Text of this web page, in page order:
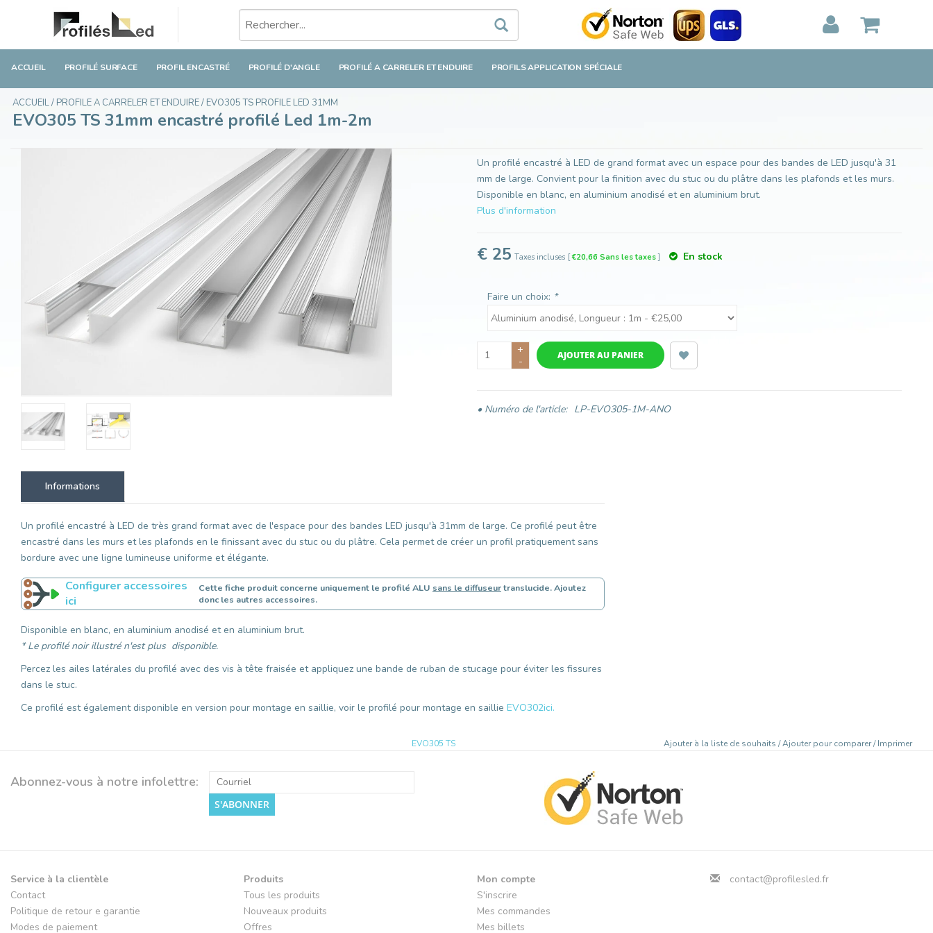
AFFICHER PAIEMENT
ACCUEIL PROFILÉ SURFACE PROFIL ENCASTRÉ PROFILÉ D'ANGLE PROFILÉ A CARRELER ET ENDUIRE PROFILS APPLICATION SPÉCIALE
EVO305 TS 31mm encastré profilé Led 1m-2m
ACCUEIL/ PROFILE A CARRELER ET ENDUIRE/ EVO305 TS PROFILE LED 31MM
EVO305 TS 31mm encastré profilé Led 1m-2m
Un profilé encastré à LED de grand format avec un espace pour des bandes de LED jusqu'à 31
mm de large. Convient pour la finition avec du stuc ou du plâtre dans les plafonds et les murs.
Disponible en blanc, en aluminium anodisé et en aluminium brut.
Plus d'information
€ 25 Taxes incluses [€20,66 Sans les taxes] En stock
Faire un choix: *
+
-
AJOUTER AU PANIER
• Numéro de l'article: LP-EVO305-1M-ANO
Informations
Un profilé encastré à LED de très grand format avec de l'espace pour des bandes LED jusqu'à 31mm de large. Ce profilé peut être
encastré dans les murs et les plafonds en le finissant avec du stuc ou du plâtre. Cela permet de créer un profil pratiquement sans
bordure avec une ligne lumineuse uniforme et élégante.
Configurer accessoires
ici
Cette fiche produit concerne uniquement le profilé ALU sans le diffuseurtranslucide. Ajoutez
donc les autres accessoires.
Disponible en blanc, en aluminium anodisé et en aluminium brut.
* Le profilé noir illustré n'est plus disponible.
Percez les ailes latérales du profilé avec des vis à tête fraisée et appliquez une bande de ruban de stucage pour éviter les fissures
dans le stuc.
Ce profilé est également disponible en version pour montage en saillie, voir le profilé pour montage en saillie EVO302ici.
EVO305 TS Ajouter à la liste de souhaits /Ajouter pour comparer/Imprimer
Abonnez-vous à notre infolettre:
S'ABONNER
Service à la clientèle
Contact
Politique de retour e garantie
Modes de paiement
Produits
Tous les produits
Nouveaux produits
Offres
Mon compte
S'inscrire
Mes commandes
Mes billets
contact@profilesled.fr